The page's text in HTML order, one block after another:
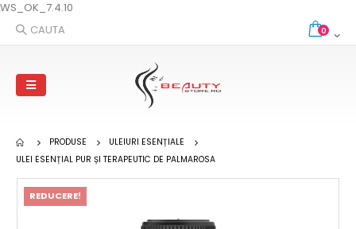
WS_OK_7.4.10
CAUTA
0
PRODUSE
ULEIURI ESENȚIALE
ULEI ESENȚIAL PUR ȘI TERAPEUTIC DE PALMAROSA
REDUCERE!